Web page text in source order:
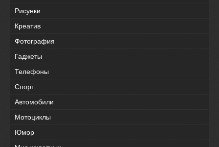
Рисунки
Креатив
Фотография
Гаджеты
Телефоны
Спорт
Автомобили
Мотоциклы
Юмор